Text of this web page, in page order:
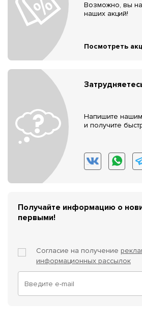
Возможно, вы
наших акций!
Посмотреть
Напишите нашим
и получите
Получайте информацию о
первыми!
Согласие на получение
информационных рассылок